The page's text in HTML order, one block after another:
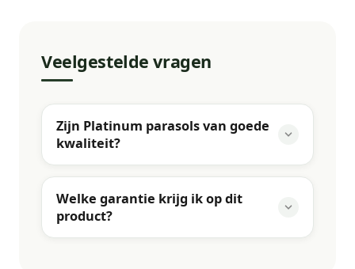
Veelgestelde vragen
Zijn Platinum parasols van goede
kwaliteit?
Welke garantie krijg ik op dit
product?